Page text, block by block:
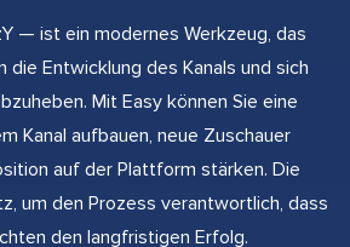
— ist ein modernes Werkzeug, das
die Entwicklung des Kanals und sich
Mit Easy können Sie eine
Kanal aufbauen, neue Zuschauer
auf der Plattform stärken. Die
um den Prozess verantwortlich, dass
den langfristigen Erfolg.